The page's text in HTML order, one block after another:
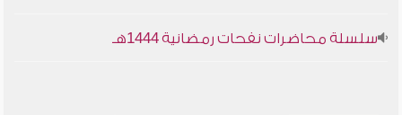
سلسلة محاضرات نفحات رمضانية 1444هـ